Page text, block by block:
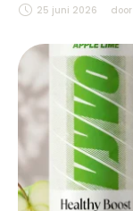
25 juni 2026 door